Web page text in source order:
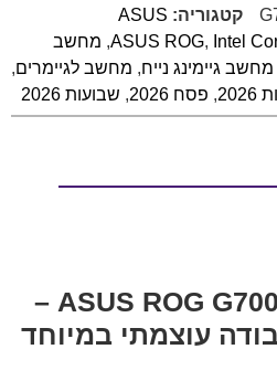
קטגוריה: ASUS
ASUS ROG, Intel
, מחשב
מחשב גיימינג נייח, מחשב לגיימרים,
, פסח 2026 , שבועות 2026
ASUS ROG G700TF-09285K081X –
עוצמתי במיוחד